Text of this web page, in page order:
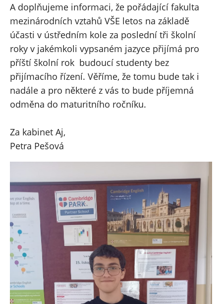
A doplňujeme informaci, že pořádající fakulta
mezinárodních vztahů VŠE letos na základě
účasti v ústředním kole za poslední tři školní
roky v jakémkoli vypsaném jazyce přijímá pro
příští školní rok budoucí studenty bez
přijímacího řízení. Věříme, že tomu bude tak i
nadále a pro některé z vás to bude příjemná
odměna do maturitního ročníku.
Za kabinet Aj,
Petra Pešová